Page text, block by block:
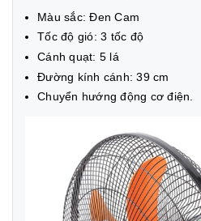
Màu sắc: Đen Cam
Tốc độ gió: 3 tốc độ
Cánh quạt: 5 lá
Đường kính cánh: 39 cm
Chuyển hướng động cơ điện.